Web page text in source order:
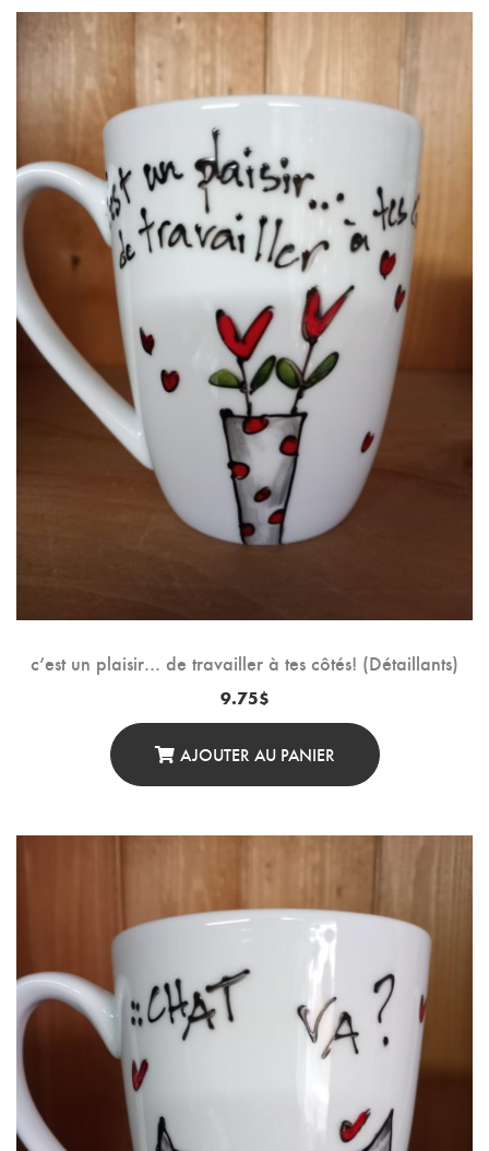
c’est un plaisir… de travailler à tes côtés! (Détaillants)
9.75$
AJOUTER AU PANIER